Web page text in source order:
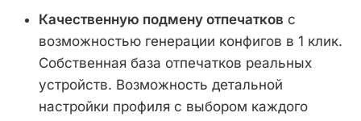
Качественную подмену отпечатков с
возможностью генерации конфигов в 1 клик.
Собственная база отпечатков реальных
устройств. Возможность детальной
настройки профиля с выбором каждого